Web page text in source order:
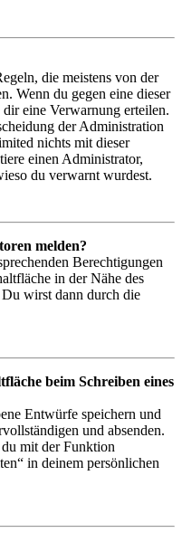
die meistens von der
Wenn du gegen eine dieser
eine Verwarnung erteilen.
der Administration
nichts mit dieser
einen Administrator,
du verwarnt wurdest.
melden?
Berechtigungen
in der Nähe des
wirst dann durch die
beim Schreiben eines
Entwürfe speichern und
und absenden.
mit der Funktion
in deinem persönlichen